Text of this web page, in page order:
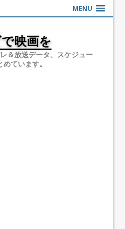
MENU
映画を
＆放送データ、スケジュー
ています。